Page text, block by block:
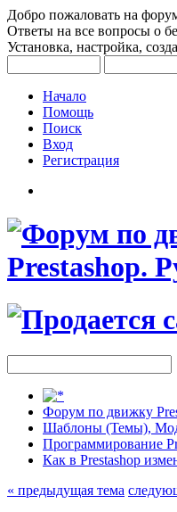
Добро пожаловать на
Ответы на все вопросы о
Установка, настройка,
Начало
Помощь
Поиск
Вход
Регистрация
Форум по движку
Шаблоны (Темы),
Программирование
Как в Prestashop
« предыдущая тема